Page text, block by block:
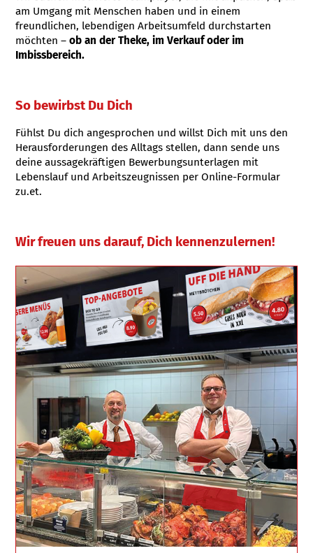
am Umgang mit Menschen haben und in einem
freundlichen, lebendigen Arbeitsumfeld durchstarten
möchten –ob an der Theke, im Verkauf oder im
Imbissbereich.
So bewirbst Du Dich
Fühlst Du dich angesprochen und willst Dich mit uns den
Herausforderungen des Alltags stellen, dann sende uns
deine aussagekräftigen Bewerbungsunterlagen mit
Lebenslauf und Arbeitszeugnissen per Online-Formular
zu.et.
Wir freuen uns darauf, Dich kennenzulernen!